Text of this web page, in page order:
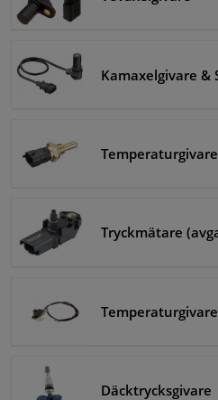
Interiör & bilklädsel
Husbil, motorcykel, cykel & båt
Kamaxelgivare &
Tryckmätare
Temperaturgivare
Däcktrycksgivare